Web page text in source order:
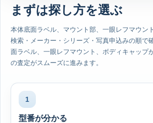
まずは探し方を選ぶ
本体底面ラベル、マウント部、一眼レフマウン
検索・メーカー・シリーズ・写真申込みの順で
面ラベル、一眼レフマウント、ボディキャップ
の査定がスムーズに進みます。
1
型番が分かる